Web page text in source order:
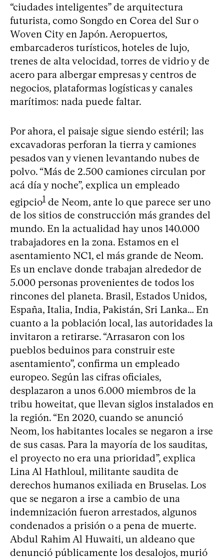
“ciudades inteligentes” de arquitectura
futurista, como Songdo en Corea del Sur o
Woven City en Japón. Aeropuertos,
embarcaderos turísticos, hoteles de lujo,
trenes de alta velocidad, torres de vidrio y de
acero para albergar empresas y centros de
negocios, plataformas logísticas y canales
marítimos: nada puede faltar.
Por ahora, el paisaje sigue siendo estéril; las
excavadoras perforan la tierra y camiones
pesados van y vienen levantando nubes de
polvo. “Más de 2.500 camiones circulan por
acá día y noche”, explica un empleado
egipcio1 de Neom, ante lo que parece ser uno
de los sitios de construcción más grandes del
mundo. En la actualidad hay unos 140.000
trabajadores en la zona. Estamos en el
asentamiento NC1, el más grande de Neom.
Es un enclave donde trabajan alrededor de
5.000 personas provenientes de todos los
rincones del planeta. Brasil, Estados Unidos,
España, Italia, India, Pakistán, Sri Lanka… En
cuanto a la población local, las autoridades la
invitaron a retirarse. “Arrasaron con los
pueblos beduinos para construir este
asentamiento”, confirma un empleado
europeo. Según las cifras oficiales,
desplazaron a unos 6.000 miembros de la
tribu howeitat, que llevan siglos instalados en
la región. “En 2020, cuando se anunció
Neom, los habitantes locales se negaron a irse
de sus casas. Para la mayoría de los sauditas,
el proyecto no era una prioridad”, explica
Lina Al Hathloul, militante saudita de
derechos humanos exiliada en Bruselas. Los
que se negaron a irse a cambio de una
indemnización fueron arrestados, algunos
condenados a prisión o a pena de muerte.
Abdul Rahim Al Huwaiti, un aldeano que
denunció públicamente los desalojos, murió